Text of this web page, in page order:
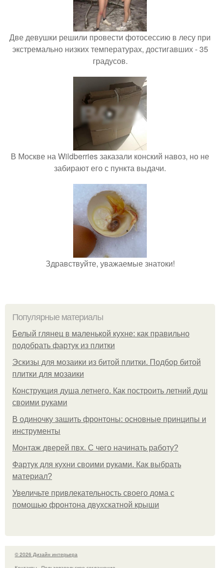
Две девушки решили провести фотосессию в лесу при
экстремально низких температурах, достигавших - 35
градусов.
В Москве на Wildberries заказали конский навоз, но не
забирают его с пункта выдачи.
Здравствуйте, уважаемые знатоки!
Популярные материалы
Белый глянец в маленькой кухне: как правильно
подобрать фартук из плитки
Эскизы для мозаики из битой плитки. Подбор битой
плитки для мозаики
Конструкция душа летнего. Как построить летний душ
своими руками
В одиночку зашить фронтоны: основные принципы и
инструменты
Монтаж дверей пвх. С чего начинать работу?
Фартук для кухни своими руками. Как выбрать
материал?
Увеличьте привлекательность своего дома с
помощью фронтона двухскатной крыши
© 2026 Дизайн интерьера